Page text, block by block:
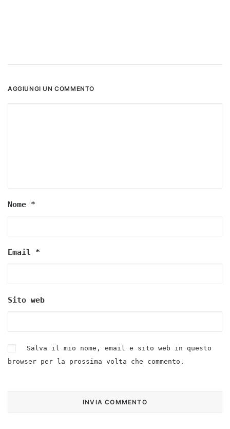
AGGIUNGI UN COMMENTO
Nome *
Email *
Sito web
Salva il mio nome, email e sito web in questo
browser per la prossima volta che commento.